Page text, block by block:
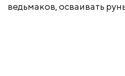
ведьмаков, осваивать